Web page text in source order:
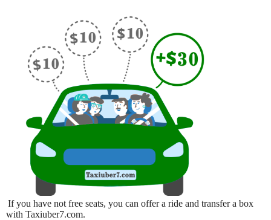
If you have not free seats, you can offer a ride and transfer a box
with Taxiuber7.com.